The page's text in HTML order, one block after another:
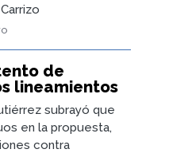
de
lineamientos
subrayó que
en la propuesta,
contra